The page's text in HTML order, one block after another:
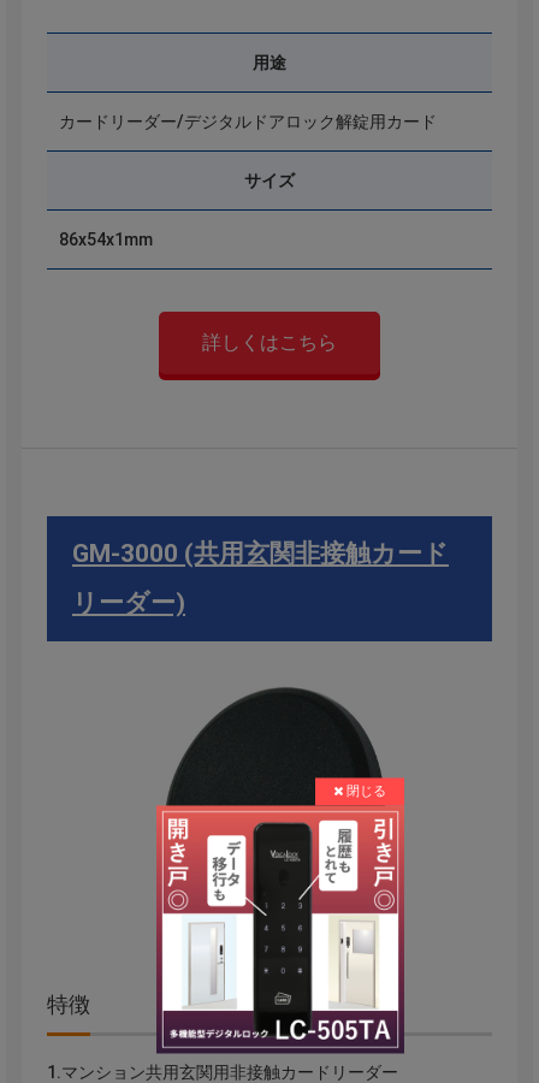
用途
カードリーダー/デジタルドアロック解錠用カード
サイズ
86x54x1mm
詳しくはこちら
GM-3000 (共用玄関非接触カード
リーダー)
特徴
1.マンション共用玄関用非接触カードリーダー